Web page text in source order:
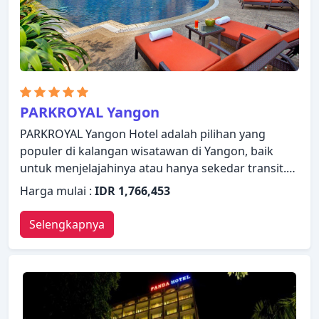
persinggahan Anda.
PARKROYAL Yangon
PARKROYAL Yangon Hotel adalah pilihan yang
populer di kalangan wisatawan di Yangon, baik
untuk menjelajahinya atau hanya sekedar transit.
Properti ini memiliki berbagai fasilitas yang
membuat pengalaman menginap Anda
menyenangkan. Layanan kamar 24 jam, WiFi gratis
di semua kamar, satpam 24 jam, layanan
kebersihan harian, mesin fax hanyalah beberapa
dari berbagai fasilitas yang ditawarkan.
Bersantailah di kamar Anda yang nyaman dan
beberapa kamar dilengkapi dengan fasilitas seperti
Harga mulai : IDR 1,766,453
Selengkapnya